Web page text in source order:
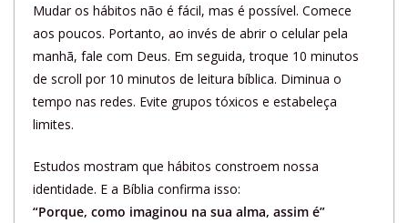
Mudar os hábitos não é fácil, mas é possível. Comece
aos poucos. Portanto, ao invés de abrir o celular pela
manhã, fale com Deus. Em seguida, troque 10 minutos
de scroll por 10 minutos de leitura bíblica. Diminua o
tempo nas redes. Evite grupos tóxicos e estabeleça
limites.
Estudos mostram que hábitos constroem nossa
identidade. E a Bíblia confirma isso:
“Porque, como imaginou na sua alma, assim é”